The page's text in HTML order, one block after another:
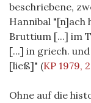
beschriebene,
Hannibal "[n]ach
Bruttium [...] im
[...] in griech.
[ließ]" (KP 1979,
Ohne auf die